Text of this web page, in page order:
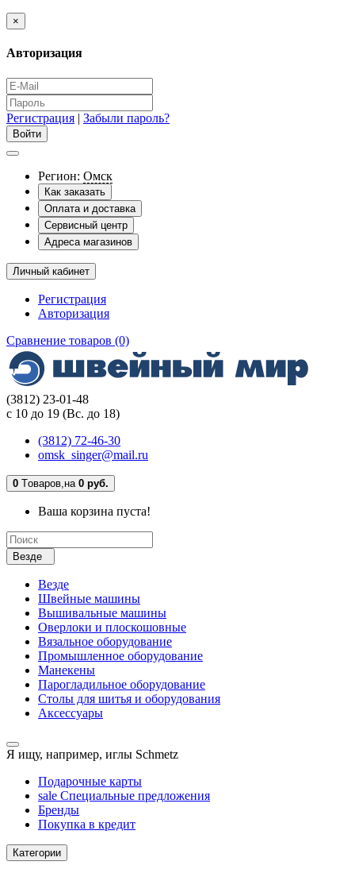
×
Авторизация
Регистрация | Забыли пароль?
Регион: Омск
Как заказать
Оплата и доставка
Сервисный центр
Адреса магазинов
Личный кабинет
Регистрация
Авторизация
Сравнение товаров (0)
(3812) 23-01-48
с 10 до 19 (Вс. до 18)
(3812) 72-46-30
omsk_singer@mail.ru
0 Tоваров,на 0 руб.
Ваша корзина пуста!
Везде
Везде
Швейные машины
Вышивальные машины
Оверлоки и плоскошовные
Вязальное оборудование
Промышленное оборудование
Манекены
Парогладильное оборудование
Столы для шитья и оборудования
Аксессуары
Я ищу, например, иглы Schmetz
Подарочные карты
sale Специальные предложения
Бренды
Покупка в кредит
Категории